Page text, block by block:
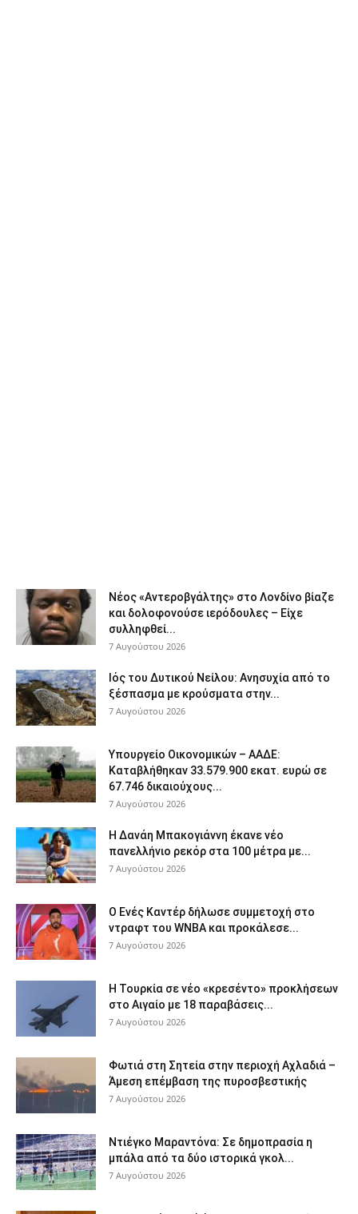
Νέος «Αντεροβγάλτης» στο Λονδίνο βίαζε
και δολοφονούσε ιερόδουλες – Είχε
συλληφθεί...
7 Αυγούστου 2026
Ιός του Δυτικού Νείλου: Ανησυχία από το
ξέσπασμα με κρούσματα στην...
7 Αυγούστου 2026
Υπουργείο Οικονομικών – ΑΑΔΕ:
Καταβλήθηκαν 33.579.900 εκατ. ευρώ σε
67.746 δικαιούχους...
7 Αυγούστου 2026
Η Δανάη Μπακογιάννη έκανε νέο
πανελλήνιο ρεκόρ στα 100 μέτρα με...
7 Αυγούστου 2026
Ο Ενές Καντέρ δήλωσε συμμετοχή στο
ντραφτ του WNBA και προκάλεσε...
7 Αυγούστου 2026
Η Τουρκία σε νέο «κρεσέντο» προκλήσεων
στο Αιγαίο με 18 παραβάσεις...
7 Αυγούστου 2026
Φωτιά στη Σητεία στην περιοχή Αχλαδιά –
Άμεση επέμβαση της πυροσβεστικής
7 Αυγούστου 2026
Ντιέγκο Μαραντόνα: Σε δημοπρασία η
μπάλα από τα δύο ιστορικά γκολ...
7 Αυγούστου 2026